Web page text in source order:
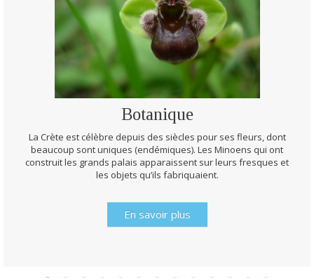
Botanique
La Crète est célèbre depuis des siècles pour ses fleurs, dont
beaucoup sont uniques (endémiques). Les Minoens qui ont
construit les grands palais apparaissent sur leurs fresques et
les objets qu’ils fabriquaient.
En savoir plus